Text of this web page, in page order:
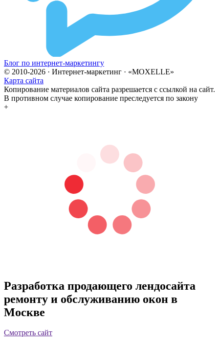
Блог по интернет-маркетингу
© 2010-2026 · Интернет-маркетинг · «MOXELLE»
Карта сайта
Копирование материалов сайта разрешается с ссылкой на сайт.
В противном случае копирование преследуется по закону
+
Разработка продающего лендосайта
ремонту и обслуживанию окон в
Москве
Смотреть сайт